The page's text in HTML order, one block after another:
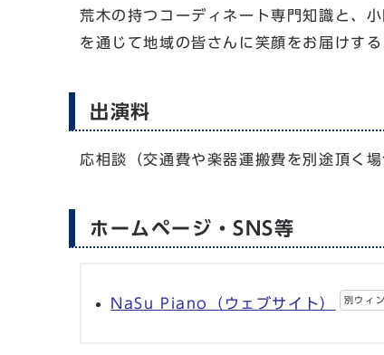
荒木の持つコーディネート専門知識と、
を通じて地域の皆さんに笑顔をお届けす
出演料
応相談（交通費や楽器運搬費を別途頂く場
ホームページ・SNS等
NaSu Piano（ウェブサイト） 別ウィ